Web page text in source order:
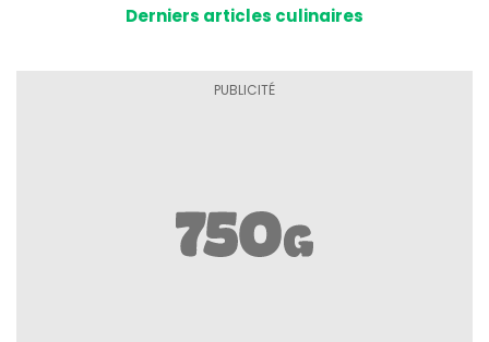
Derniers articles culinaires